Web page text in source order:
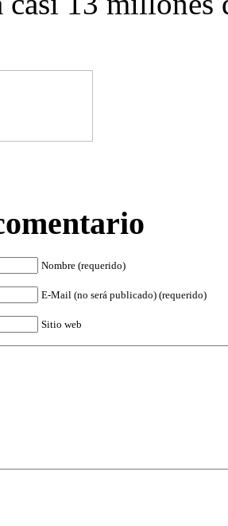
Nombre (requerido)
E-Mail (no será publicado) (requerido)
Sitio web